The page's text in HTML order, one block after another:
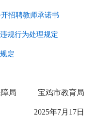
招聘教师承诺书
规行为处理规定
定
障局 宝鸡市教育局
7月17日